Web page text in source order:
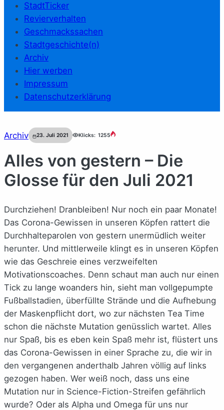
StadtTicker
Revierverhalten
Geschmackssachen
Stadtgeschichte(n)
Archiv
Hier werben
Impressum
Datenschutzerklärung
Archiv 23. Juli 2021 Klicks: 1255
Alles von gestern – Die
Glosse für den Juli 2021
Durchziehen! Dranbleiben! Nur noch ein paar Monate!
Das Corona-Gewissen in unseren Köpfen rattert die
Durchhalteparolen von gestern unermüdlich weiter
herunter. Und mittlerweile klingt es in unseren Köpfen
wie das Geschreie eines verzweifelten
Motivationscoaches. Denn schaut man auch nur einen
Tick zu lange woanders hin, sieht man vollgepumpte
Fußballstadien, überfüllte Strände und die Aufhebung
der Maskenpflicht dort, wo zur nächsten Tea Time
schon die nächste Mutation genüsslich wartet. Alles
nur Spaß, bis es eben kein Spaß mehr ist, flüstert uns
das Corona-Gewissen in einer Sprache zu, die wir in
den vergangenen anderthalb Jahren völlig auf links
gezogen haben. Wer weiß noch, dass uns eine
Mutation nur in Science-Fiction-Streifen gefährlich
wurde? Oder als Alpha und Omega für uns nur